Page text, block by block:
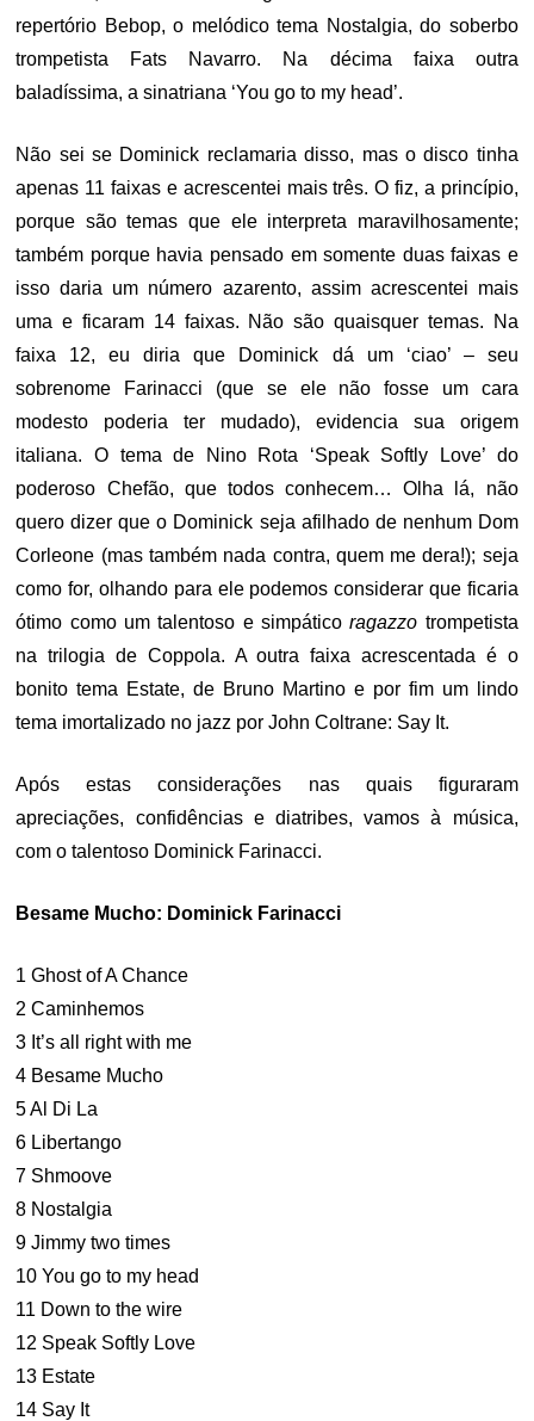
repertório Bebop, o melódico tema Nostalgia, do soberbo
trompetista Fats Navarro. Na décima faixa outra
baladíssima, a sinatriana ‘You go to my head’.
Não sei se Dominick reclamaria disso, mas o disco tinha
apenas 11 faixas e acrescentei mais três. O fiz, a princípio,
porque são temas que ele interpreta maravilhosamente;
também porque havia pensado em somente duas faixas e
isso daria um número azarento, assim acrescentei mais
uma e ficaram 14 faixas. Não são quaisquer temas. Na
faixa 12, eu diria que Dominick dá um ‘ciao’ – seu
sobrenome Farinacci (que se ele não fosse um cara
modesto poderia ter mudado), evidencia sua origem
italiana. O tema de Nino Rota ‘Speak Softly Love’ do
poderoso Chefão, que todos conhecem… Olha lá, não
quero dizer que o Dominick seja afilhado de nenhum Dom
Corleone (mas também nada contra, quem me dera!); seja
como for, olhando para ele podemos considerar que ficaria
ótimo como um talentoso e simpáticoragazzo trompetista
na trilogia de Coppola. A outra faixa acrescentada é o
bonito tema Estate, de Bruno Martino e por fim um lindo
tema imortalizado no jazz por John Coltrane: Say It.
Após estas considerações nas quais figuraram
apreciações, confidências e diatribes, vamos à música,
com o talentoso Dominick Farinacci.
Besame Mucho: Dominick Farinacci
1 Ghost of A Chance
2 Caminhemos
3 It’s all right with me
4 Besame Mucho
5 Al Di La
6 Libertango
7 Shmoove
8 Nostalgia
9 Jimmy two times
10 You go to my head
11 Down to the wire
12 Speak Softly Love
13 Estate
14 Say It